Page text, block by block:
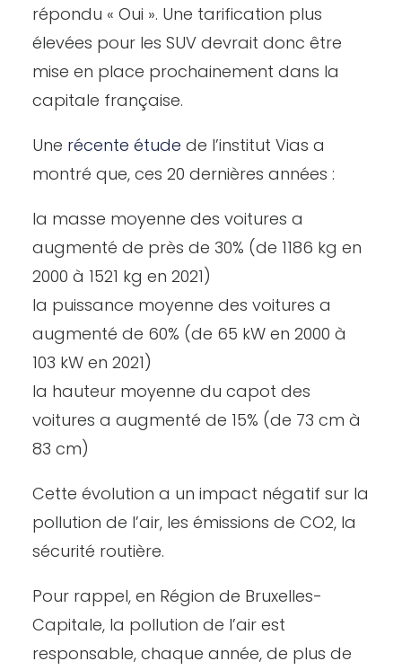
répondu « Oui ». Une tarification plus
élevées pour les SUV devrait donc être
mise en place prochainement dans la
capitale française.
Une récente étude de l’institut Vias a
montré que, ces 20 dernières années :
la masse moyenne des voitures a
augmenté de près de 30% (de 1186 kg en
2000 à 1521 kg en 2021)
la puissance moyenne des voitures a
augmenté de 60% (de 65 kW en 2000 à
103 kW en 2021)
la hauteur moyenne du capot des
voitures a augmenté de 15% (de 73 cm à
83 cm)
Cette évolution a un impact négatif sur la
pollution de l’air, les émissions de CO2, la
sécurité routière.
Pour rappel, en Région de Bruxelles-
Capitale, la pollution de l’air est
responsable, chaque année, de plus de